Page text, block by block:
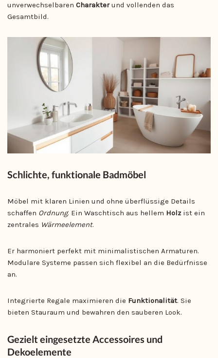
unverwechselbaren Charakterund vollenden das
Gesamtbild.
Schlichte, funktionale Badmöbel
Möbel mit klaren Linien und ohne überflüssige Details
schaffen Ordnung. Ein Waschtisch aus hellem Holzist ein
zentrales Wärmeelement.
Er harmoniert perfekt mit minimalistischen Armaturen.
Modulare Systeme passen sich flexibel an die Bedürfnisse
an.
Integrierte Regale maximieren die Funktionalität. Sie
bieten Stauraum und bewahren den sauberen Look.
Gezielt eingesetzte Accessoires und
Dekoelemente